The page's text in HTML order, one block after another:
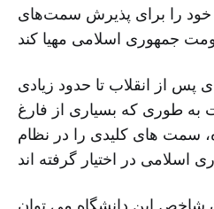
را برای پذیرش سمت‌های
از انقلاب تا حدود زیادی
به طوری که بسیاری از فارغ
سمت های کلیدی را در نظام
شاخص این دانشگاه می توان